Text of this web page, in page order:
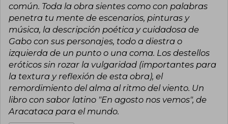
Among his most emblematic titles are One
Hundred Years of Solitude, No One Writes to
the Colonel, Chronicle of a Death Foretold, The
General in His Labyrinth, Love in the Time of
Cholera, and Strange Pilgrims, among others. In
2002 he opened the door to his memory with
Living to Tell the Tale. In 2012, All the Stories
were published, and, as if literary destiny refused
to close the curtain on him, in 2024 his
posthumous and unpublished novel See You in
August was released.
común. Toda la obra sientes como con palabras
penetra tu mente de escenarios, pinturas y
música, la descripción poética y cuidadosa de
Gabo con sus personajes, todo a diestra o
izquierda de un punto o una coma. Los destellos
eróticos sin rozar la vulgaridad (importantes para
la textura y reflexión de esta obra), el
remordimiento del alma al ritmo del viento. Un
libro con sabor latino "En agosto nos vemos", de
Aracataca para el mundo.